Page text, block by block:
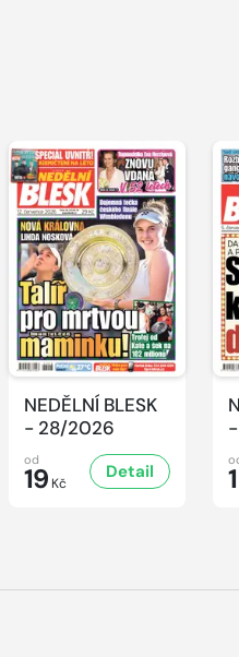
NEDĚLNÍ BLESK
- 28/2026
od
19 Kč
Detail